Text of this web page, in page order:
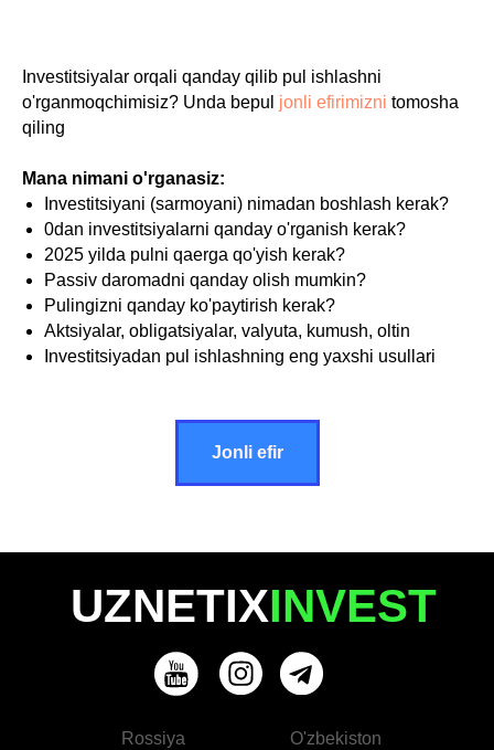
Investitsiyalar orqali qanday qilib pul ishlashni
o'rganmoqchimisiz? Unda bepul jonli efirimizni tomosha
qiling
Mana nimani o'rganasiz:
Investitsiyani (sarmoyani) nimadan boshlash kerak?
0dan investitsiyalarni qanday o'rganish kerak?
2025 yilda pulni qaerga qo'yish kerak?
Passiv daromadni qanday olish mumkin?
Pulingizni qanday ko'paytirish kerak?
Aktsiyalar, obligatsiyalar, valyuta, kumush, oltin
Investitsiyadan pul ishlashning eng yaxshi usullari
Jonli efir
Rossiya O'zbekiston
UZNETIXINVEST